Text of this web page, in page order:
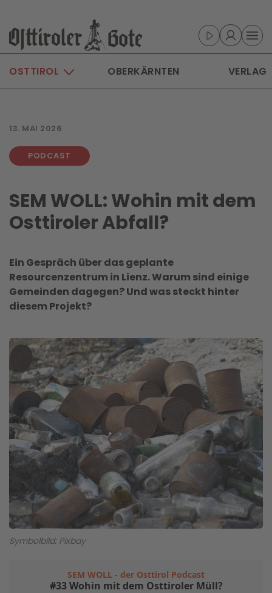
Skip to main content
OSTTIROL OBERKÄRNTEN VERLAG
13. MAI 2026
PODCAST
SEM WOLL: Wohin mit dem
Osttiroler Abfall?
Ein Gespräch über das geplante
Resourcenzentrum in Lienz. Warum sind einige
Gemeinden dagegen? Und was steckt hinter
diesem Projekt?
Symbolbild: Pixbay